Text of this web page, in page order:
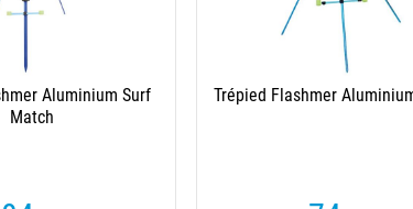
Trépied Vercelli Piatto